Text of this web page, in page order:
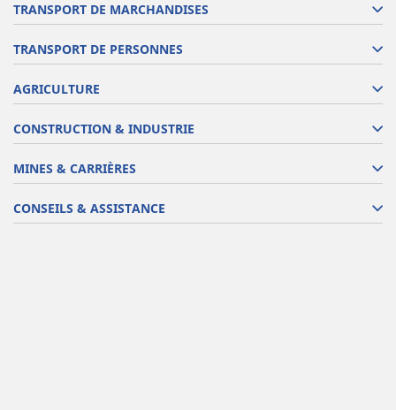
TRANSPORT DE MARCHANDISES
TRANSPORT DE PERSONNES
AGRICULTURE
CONSTRUCTION & INDUSTRIE
MINES & CARRIÈRES
CONSEILS & ASSISTANCE